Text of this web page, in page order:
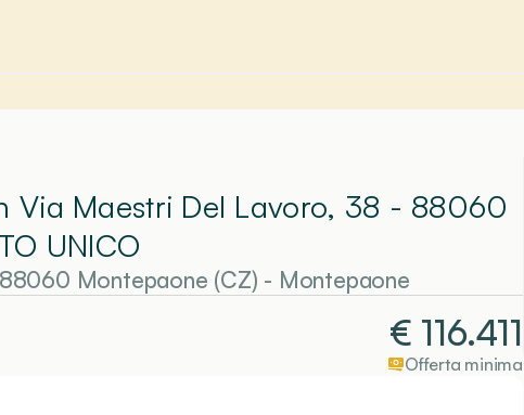
Via Maestri Del Lavoro, 38 - 88060
UNICO
Montepaone (CZ) - Montepaone
€ 116.411
Offerta minima